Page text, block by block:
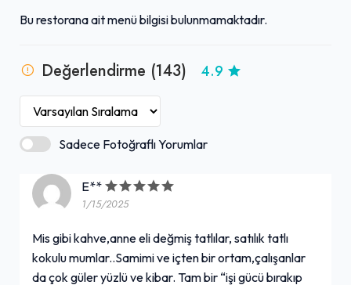
Bu restorana ait menü bilgisi bulunmamaktadır.
Değerlendirme (143) 4.9
Sadece Fotoğraflı Yorumlar
E**
1/15/2025
Mis gibi kahve,anne eli değmiş tatlılar, satılık tatlı
kokulu mumlar..Samimi ve içten bir ortam,çalışanlar
da çok güler yüzlü ve kibar. Tam bir “işi gücü bırakıp